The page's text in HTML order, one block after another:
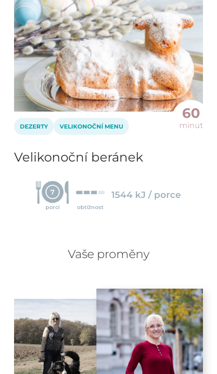
60
minut
DEZERTY VELIKONOČNÍ MENU
Velikonoční beránek
7
porcí obtížnost
1544 kJ / porce
Vaše proměny